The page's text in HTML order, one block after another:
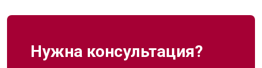
Нужна консультация?